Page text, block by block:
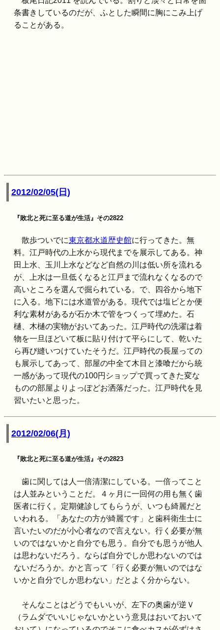
条書きしているのだが、ふとした瞬間に胸にこみ上げ
ることがある。
2012/02/05(日)
『敗北と死に至る道が生活』その2822
散歩ついでに東京都水道歴史館に行ってきた。無
料。江戸時代の上水から現代までを展示してある。神
田上水、玉川上水などなど自然の川は低い所を流れる
が、上水は一旦低くなると江戸まで流れなくなるので
高いところを選んで掘られている。で、四谷から地下
に入る。地下には水道管がある。現代では塩ビとか便
利な素材があるが石か木で管をつくって埋めた。石
樋、木樋の実物がおいてあった。江戸時代の洗濯は着
物を一旦ほどいて板に貼り付けて平らにして、乾いた
ら再び縫いつけていたそうだ。江戸時代の長屋っての
も展示してあって、部屋の中全て木目と漆喰だから統
一感があって現代の100円ショップで買ってきた変な
ものの部屋よりよっぽどお洒落だった。江戸時代を見
習いたいと思った。
2012/02/06(月)
『敗北と死に至る道が生活』その2823
歯に関しては人一倍清潔にしている。一倍ってこと
は人並みということだ。４ヶ月に一回何の用も無く歯
医者に行く。定期健診してもらうが、いつも綺麗だと
いわれる。「あなたの方が綺麗です」と歯科衛生士に
言いたいのだが小心者なので言えない。行く必要が無
いのではないかと自分でも思う。自分でも思うが他人
は思わないだろう。ならば自分でしか思わないのでは
ないだろうか。かと言って「行く必要が無いのではな
いかと自分でしか思わない」だとよく分からない。
そんなことはどうでもいいが、左下の奥歯が逆Ｖ
（ラムダでいいじゃないかという意見はおいておいて